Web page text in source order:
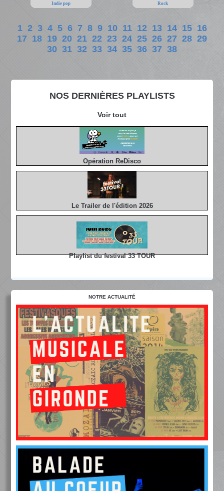
NOS DERNIÈRES PLAYLISTS
Voir tout
Opération ReDisco
Le Trailer de l'édition 2026
Playlist du festival 33 TOUR
Indie pop Rock
1 2 3 4 5 6 7 8 9 10 11 12 13 14 15 16
17 18 19 20 21 22 23 24 25 26 27 28 29
30 31 32 33 34 35 36 37 38
NOTRE ACTUALITÉ